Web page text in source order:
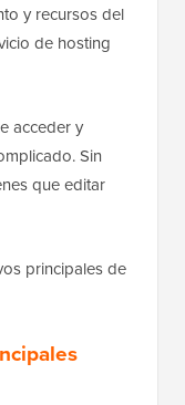
y recursos del
de hosting
acceder y
Sin
que editar
principales de